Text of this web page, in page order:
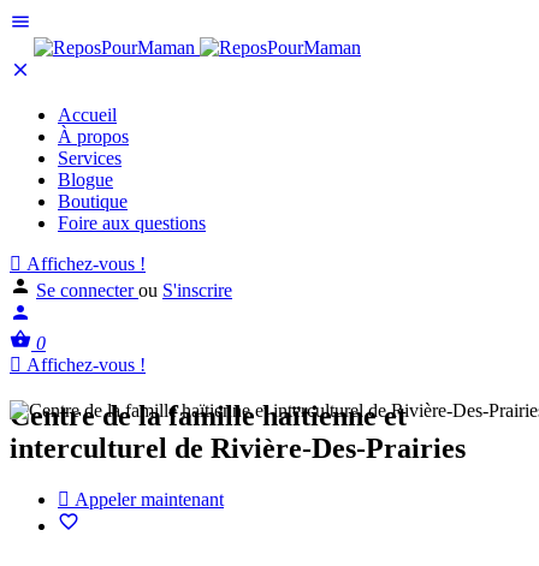
Accueil
À propos
Services
Blogue
Boutique
Foire aux questions
Affichez-vous !
Se connecterou S'inscrire
0
Affichez-vous !
Centre de la famille haïtienne et
interculturel de Rivière-Des-Prairies
Appeler maintenant